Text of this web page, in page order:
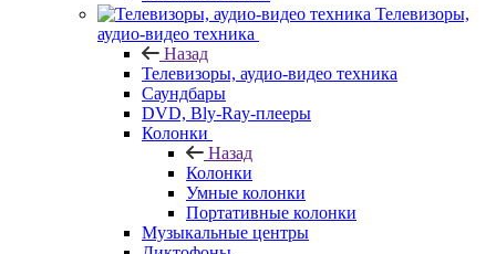
Телевизоры,
аудио-видео техника
Назад
Телевизоры, аудио-видео техника
Саундбары
DVD, Bly-Ray-плееры
Колонки
Назад
Колонки
Умные колонки
Портативные колонки
Музыкальные центры